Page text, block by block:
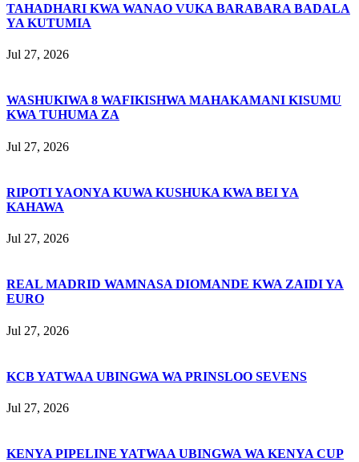
TAHADHARI KWA WANAO VUKA BARABARA BADALA
YA KUTUMIA
Jul 27, 2026
WASHUKIWA 8 WAFIKISHWA MAHAKAMANI KISUMU
KWA TUHUMA ZA
Jul 27, 2026
RIPOTI YAONYA KUWA KUSHUKA KWA BEI YA
KAHAWA
Jul 27, 2026
REAL MADRID WAMNASA DIOMANDE KWA ZAIDI YA
EURO
Jul 27, 2026
KCB YATWAA UBINGWA WA PRINSLOO SEVENS
Jul 27, 2026
KENYA PIPELINE YATWAA UBINGWA WA KENYA CUP